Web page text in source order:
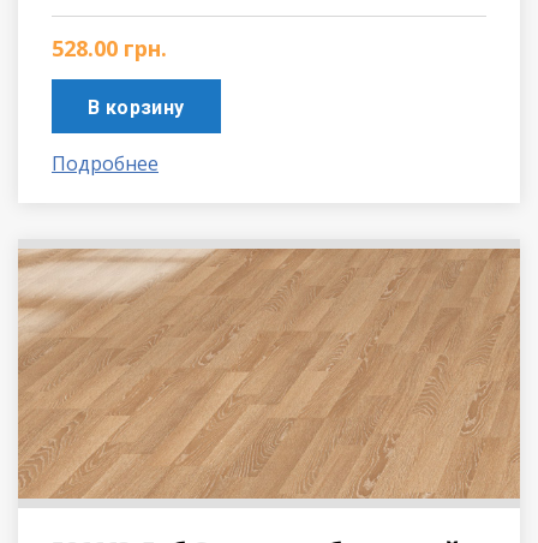
528.00 грн.
В корзину
Подробнее